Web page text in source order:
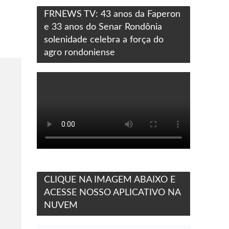
FRNEWS TV: 43 anos da Faperon
e 33 anos do Senar Rondônia
solenidade celebra a força do
agro rondoniense
CLIQUE NA IMAGEM ABAIXO E
ACESSE NOSSO APLICATIVO NA
NUVEM